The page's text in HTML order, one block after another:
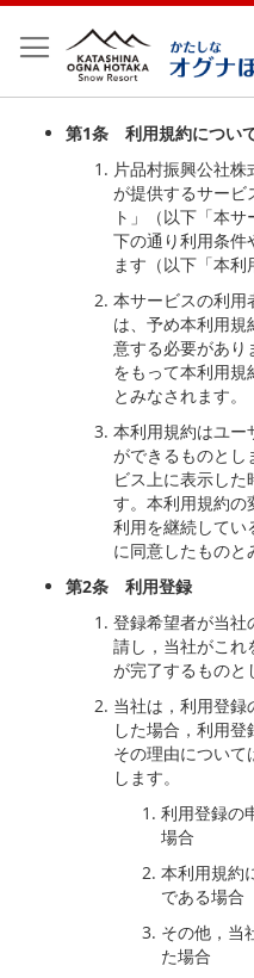
to
Content
第1条 利用規約につい
片品村振興公社株
が提供するサービ
ト」（以下「本
下の通り利用条件
ます（以下「本利
本サービスの利用
は、予め本利用規
意する必要があり
をもって本利用
とみなされます。
本利用規約はユー
ができるものとし
ビス上に表示した
す。本利用規約の
利用を継続してい
に同意したものと
第2条 利用登録
登録希望者が当社
請し，当社がこれ
が完了するものと
当社は，利用登
した場合，利用登
その理由について
します。
利用登録の
場合
本利用規約
である場合
その他，当
た場合